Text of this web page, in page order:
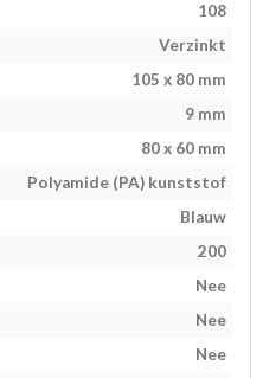
108
Verzinkt
105 x 80 mm
9 mm
80 x 60 mm
Polyamide (PA) kunststof
Blauw
200
Nee
Nee
Nee